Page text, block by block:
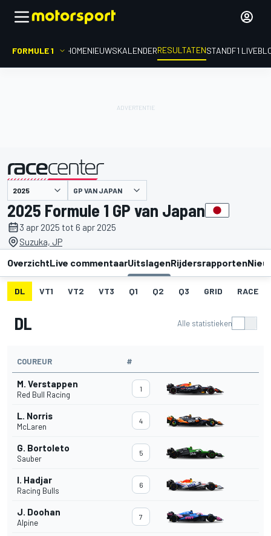
FORMULE 1 HOMENIEUWSKALENDERRESULTATENSTANDF1
gepresenteerd door GP VAN JAPAN
2025 Formule 1 GP van Japan
3 apr 2025 tot 6 apr 2025
Suzuka, JP
OverzichtLive commentaarUitslagenRijdersrapporten
DL VT1 VT2 VT3 Q1 Q2 Q3 GRID RACE
DL Alle statistieken
COUREUR #
M. Verstappen
Red Bull Racing
1
L. Norris
McLaren
4
G. Bortoleto
Sauber
5
I. Hadjar
Racing Bulls
6
J. Doohan
Alpine
7